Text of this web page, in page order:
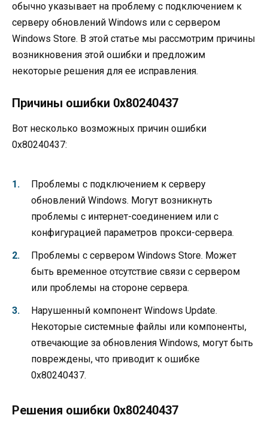
обычно указывает на проблему с подключением к
серверу обновлений Windows или с сервером
Windows Store. В этой статье мы рассмотрим причины
возникновения этой ошибки и предложим
некоторые решения для ее исправления.
Причины ошибки 0x80240437
Вот несколько возможных причин ошибки
0x80240437:
Проблемы с подключением к серверу
обновлений Windows. Могут возникнуть
проблемы с интернет-соединением или с
конфигурацией параметров прокси-сервера.
Проблемы с сервером Windows Store. Может
быть временное отсутствие связи с сервером
или проблемы на стороне сервера.
Нарушенный компонент Windows Update.
Некоторые системные файлы или компоненты,
отвечающие за обновления Windows, могут быть
повреждены, что приводит к ошибке
0x80240437.
Решения ошибки 0x80240437